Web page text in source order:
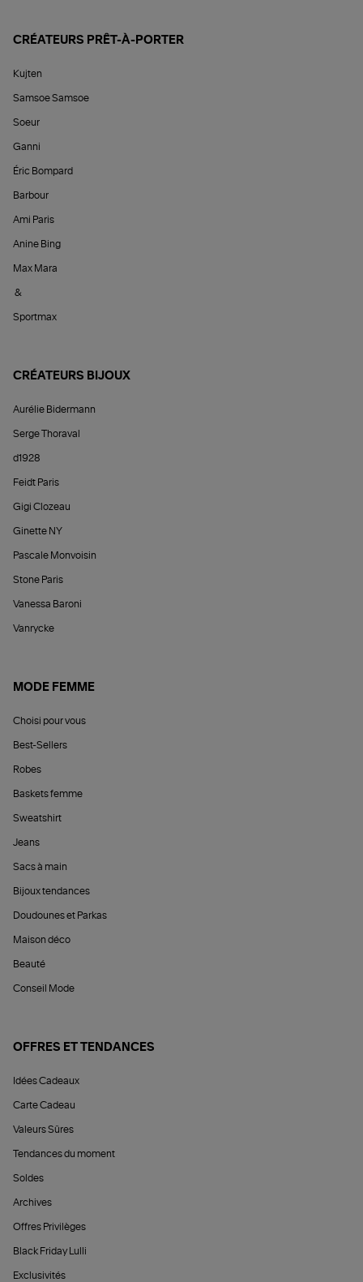
CRÉATEURS PRÊT-À-PORTER
Kujten
Samsoe Samsoe
Soeur
Ganni
Éric Bompard
Barbour
Ami Paris
Anine Bing
Max Mara
&
Sportmax
CRÉATEURS BIJOUX
Aurélie Bidermann
Serge Thoraval
d1928
Feidt Paris
Gigi Clozeau
Ginette NY
Pascale Monvoisin
Stone Paris
Vanessa Baroni
Vanrycke
MODE FEMME
Choisi pour vous
Best-Sellers
Robes
Baskets femme
Sweatshirt
Jeans
Sacs à main
Bijoux tendances
Doudounes et Parkas
Maison déco
Beauté
Conseil Mode
OFFRES ET TENDANCES
Idées Cadeaux
Carte Cadeau
Valeurs Sûres
Tendances du moment
Soldes
Archives
Offres Privilèges
Black Friday Lulli
Exclusivités